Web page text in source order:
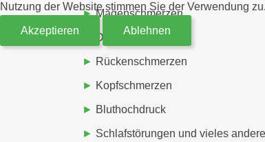
Magenschmerzen
Darmbeschwerden
Rückenschmerzen
Kopfschmerzen
Bluthochdruck
Schlafstörungen und vieles
Nutzung der Website stimmen Sie der Verwendung
Akzeptieren Ablehnen